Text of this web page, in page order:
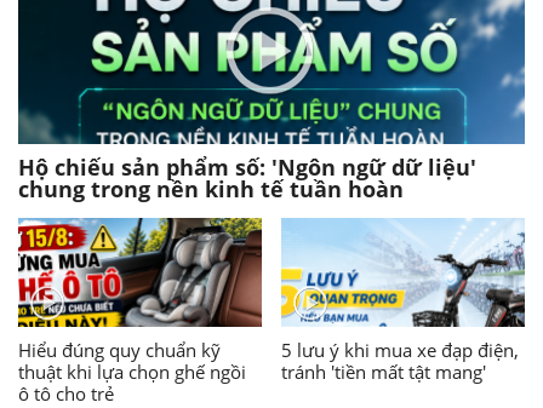
Hộ chiếu sản phẩm số: 'Ngôn ngữ dữ liệu'
chung trong nền kinh tế tuần hoàn
Hiểu đúng quy chuẩn kỹ
thuật khi lựa chọn ghế ngồi
ô tô cho trẻ
5 lưu ý khi mua xe đạp điện,
tránh 'tiền mất tật mang'